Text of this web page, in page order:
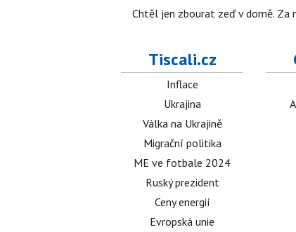
Chtěl jen zbourat zeď v domě.
Tiscali.cz
Inflace
Ukrajina
Válka na Ukrajině
Migrační politika
ME ve fotbale 2024
Ruský prezident
Ceny energií
Evropská unie